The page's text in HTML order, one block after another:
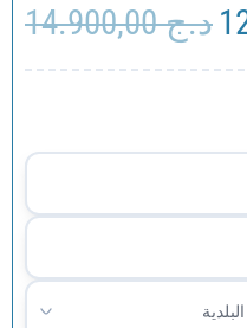
د.ج14.900,00
Le